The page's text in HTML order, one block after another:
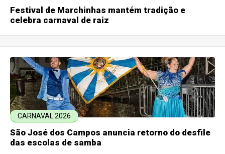
Festival de Marchinhas mantém tradição e
celebra carnaval de raiz
CARNAVAL 2026
São José dos Campos anuncia retorno do desfile
das escolas de samba